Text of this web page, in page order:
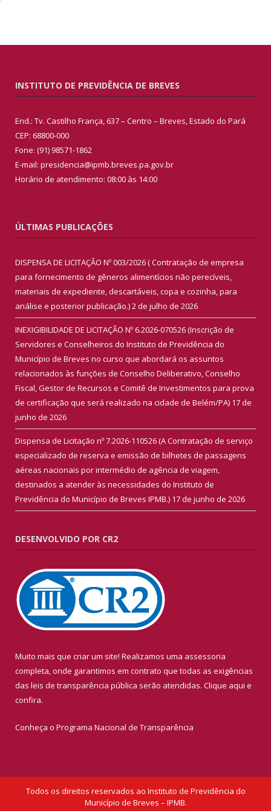
INSTITUTO DE PREVIDÊNCIA DE BREVES
End.: Tv. Castilho França, 637 – Centro – Breves, Estado do Pará
CEP: 68800-000
Fone: (91) 98571-1862
E-mail: presidencia@ipmb.breves.pa.gov.br
Horário de atendimento: 08:00 às 14:00
ÚLTIMAS PUBLICAÇÕES
DISPENSA DE LICITAÇÃO Nº 003/2026 ( Contratação de empresa
para fornecimento de gêneros alimentícios não perecíveis,
materiais de expediente, descartáveis, copa e cozinha, para
análise e posterior publicação.)2 de julho de 2026
INEXIGIBILIDADE DE LICITAÇÃO Nº 6.2026-070526 (Inscrição de
Servidores e Conselheiros do Instituto de Previdência do
Município de Breves no curso que abordará os assuntos
relacionados às funções de Conselho Deliberativo, Conselho
Fiscal, Gestor de Recursos e Comitê de Investimentos para prova
de certificação que será realizado na cidade de Belém/PA) 17 de
junho de 2026
Dispensa de Licitação nº 7.2026-110526 (A Contratação de serviço
especializado de reserva e emissão de bilhetes de passagens
aéreas nacionais por intermédio de agência de viagem,
destinados a atender às necessidades do Instituto de
Previdência do Município de Breves IPMB.) 17 de junho de 2026
DESENVOLVIDO POR CR2
Muito mais que criar um site! Realizamos uma assessoria
completa, onde garantimos em contrato que todas as exigências
das leis de transparência pública serão atendidas. Clique aqui e
confira.
Conheça o Programa Nacional de Transparência
Todos os direitos reservados ao Instituto de Previdência do
Município de Breves – IPMB.